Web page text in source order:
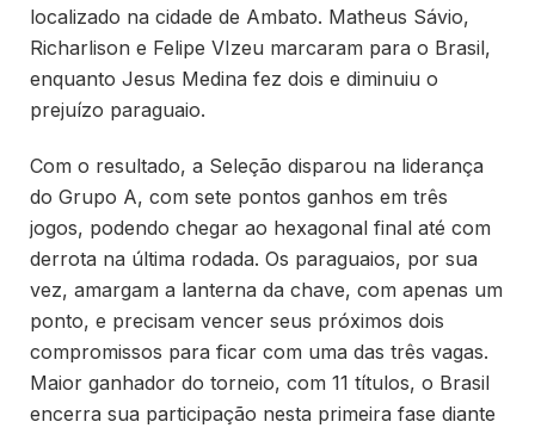
localizado na cidade de Ambato. Matheus Sávio,
Richarlison e Felipe VIzeu marcaram para o Brasil,
enquanto Jesus Medina fez dois e diminuiu o
prejuízo paraguaio.
Com o resultado, a Seleção disparou na liderança
do Grupo A, com sete pontos ganhos em três
jogos, podendo chegar ao hexagonal final até com
derrota na última rodada. Os paraguaios, por sua
vez, amargam a lanterna da chave, com apenas um
ponto, e precisam vencer seus próximos dois
compromissos para ficar com uma das três vagas.
Maior ganhador do torneio, com 11 títulos, o Brasil
encerra sua participação nesta primeira fase diante